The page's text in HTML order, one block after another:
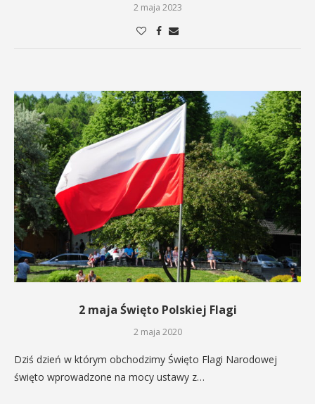
2 maja 2023
2 maja Święto Polskiej Flagi
2 maja 2020
Dziś dzień w którym obchodzimy Święto Flagi Narodowej
święto wprowadzone na mocy ustawy z…